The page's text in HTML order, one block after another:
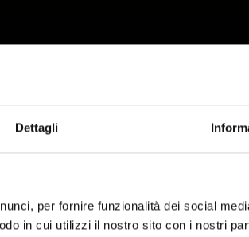
Dettagli
per fornire funzionalità dei social
in cui utilizzi il nostro sito con i nostri